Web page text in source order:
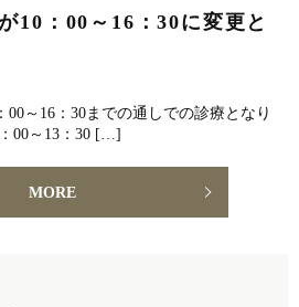
10：00～16：30に変更と
00～16：30までの通しでの診療となり
00～13：30 […]
MORE